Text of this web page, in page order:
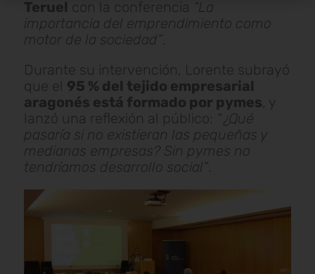
Teruel con la conferencia “La
importancia del emprendimiento como
motor de la sociedad”.
Durante su intervención, Lorente subrayó
que el 95 % del tejido empresarial
aragonés está formado por pymes, y
lanzó una reflexión al público: “¿Qué
pasaría si no existieran las pequeñas y
medianas empresas? Sin pymes no
tendríamos desarrollo social”.